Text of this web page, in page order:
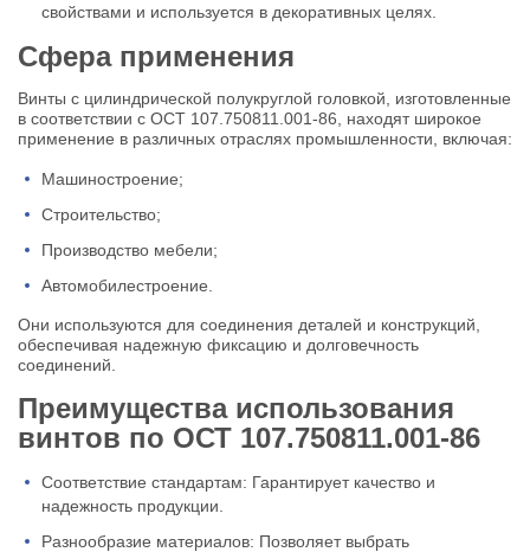
свойствами и используется в декоративных целях.
Сфера применения
Винты с цилиндрической полукруглой головкой, изготовленные
в соответствии с ОСТ 107.750811.001-86, находят широкое
применение в различных отраслях промышленности, включая:
Машиностроение;
Строительство;
Производство мебели;
Автомобилестроение.
Они используются для соединения деталей и конструкций,
обеспечивая надежную фиксацию и долговечность
соединений.
Преимущества использования
винтов по ОСТ 107.750811.001-86
Соответствие стандартам: Гарантирует качество и
надежность продукции.
Разнообразие материалов: Позволяет выбрать